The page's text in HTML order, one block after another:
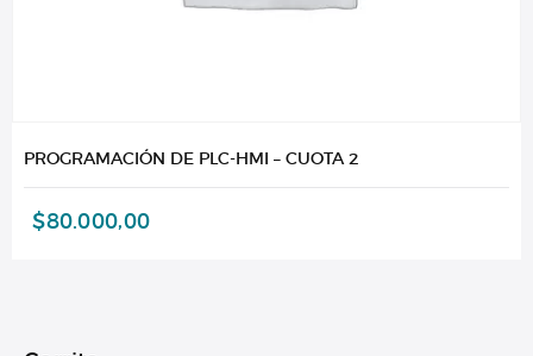
PROGRAMACIÓN DE PLC-HMI – CUOTA 2
$80.000,00